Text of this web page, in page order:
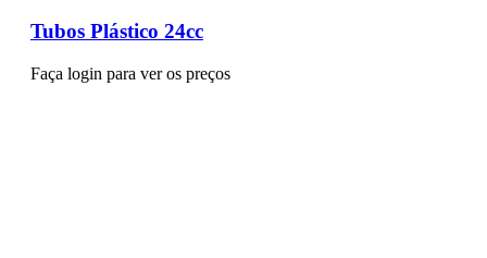
Tubos Plástico 24cc
Faça login para ver os preços